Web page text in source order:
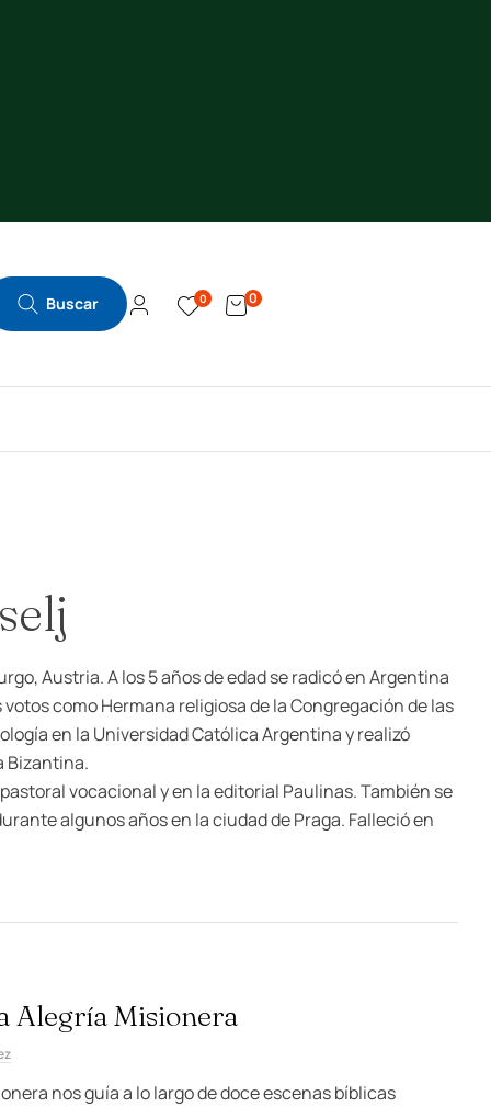
Buscar 0 0
Austria. A los 5 años de edad se radicó en Argentina
como Hermana religiosa de la Congregación de las
en la Universidad Católica Argentina y realizó
Bizantina.
vocacional y en la editorial Paulinas. También se
algunos años en la ciudad de Praga. Falleció en
Alegría Misionera
nos guía a lo largo de doce escenas bíblicas